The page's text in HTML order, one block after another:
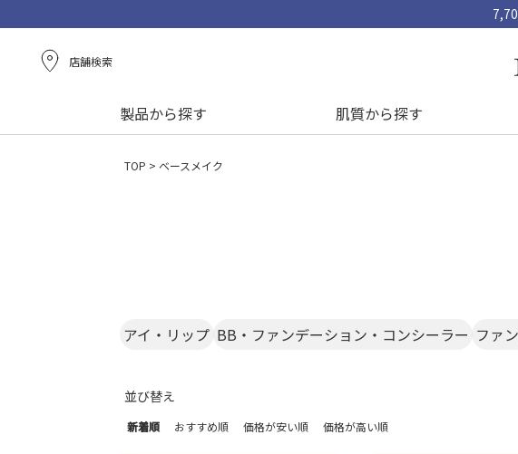
店舗検索
製品から探す 肌質から探す
TOP ベースメイク
アイ・リップ BB・ファンデーション・コンシーラー ファ
並び替え
新着順 おすすめ順 価格が安い順 価格が高い順